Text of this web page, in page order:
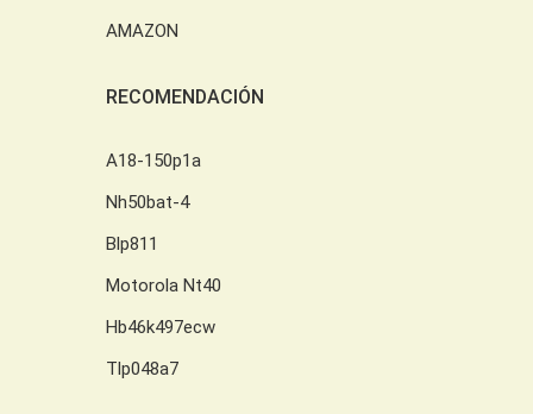
AMAZON
RECOMENDACIÓN
A18-150p1a
Nh50bat-4
Blp811
Motorola Nt40
Hb46k497ecw
Tlp048a7